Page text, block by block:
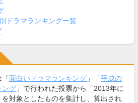
ドラマランキング一覧
面白いドラマランキング 」「平成の
ング 」で行われた投票から「2013年に
対象としたものを集計し、算出され